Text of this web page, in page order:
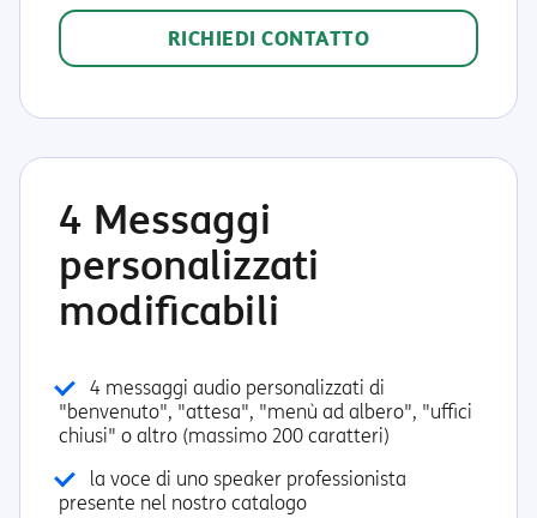
RICHIEDI CONTATTO
4 Messaggi
personalizzati
modificabili
4 messaggi audio personalizzati di
"benvenuto", "attesa", "menù ad albero", "uffici
chiusi" o altro (massimo 200 caratteri)
la voce di uno speaker professionista
presente nel nostro catalogo